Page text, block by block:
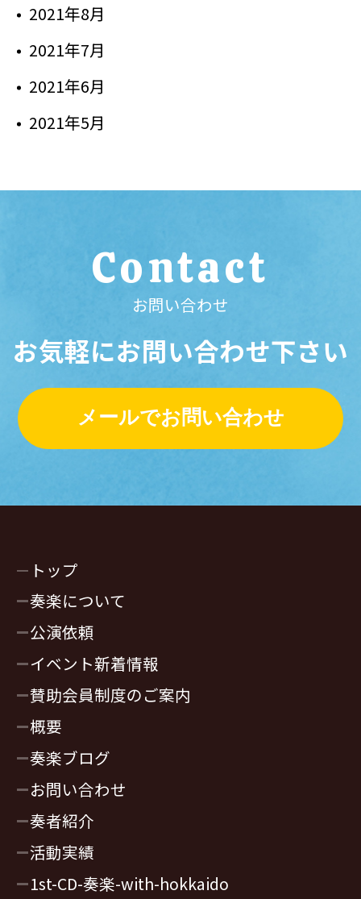
2021年8月
2021年7月
2021年6月
2021年5月
Contact
お問い合わせ
お気軽にお問い合わせ下さい
メールでお問い合わせ
トップ
奏楽について
公演依頼
イベント新着情報
賛助会員制度のご案内
概要
奏楽ブログ
お問い合わせ
奏者紹介
活動実績
1st-CD-奏楽-with-hokkaido